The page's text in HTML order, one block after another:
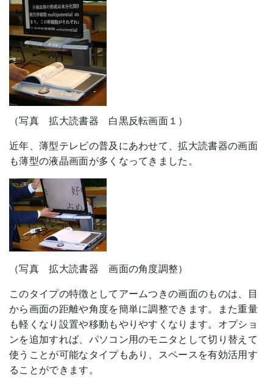
（写真 拡大読書器 白黒反転画面１）
近年、薄型テレビの普及にあわせて、拡大読書器の画面
も薄型の液晶画面が多くなってきました。
（写真 拡大読書器 画面の角度調整）
このタイプの特徴としてアームつきの画面のものは、目
から画面の距離や角度を簡単に調整できます。また重量
も軽くなり設置や移動もやりやすくなります。オプショ
ンを追加すれば、パソコン用のモニタとして切り替えて
使うことが可能なタイプもあり、スペースを有効活用す
ることができます。